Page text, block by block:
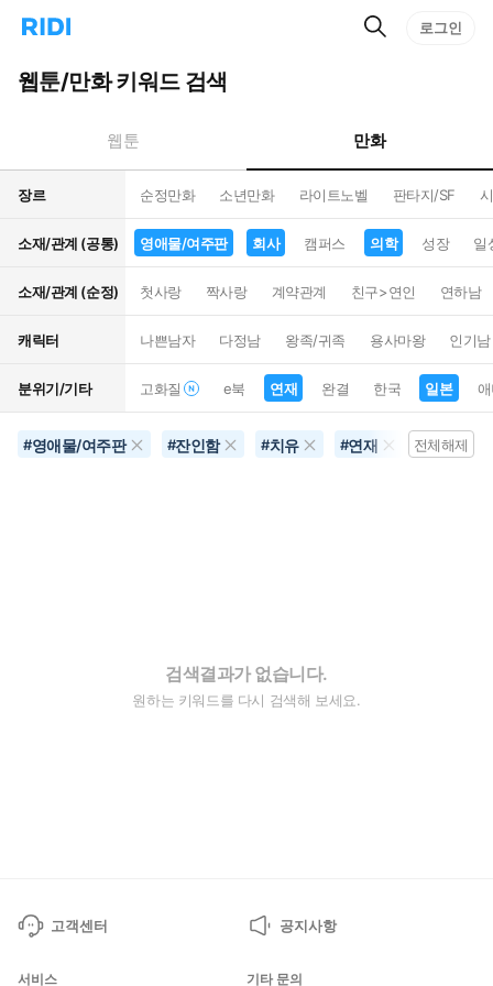
리
홈
으
턴
트
검
로그인
웹툰/만화 키워드 검색
웹툰 만화
장르 순정만화 소년만화 라이트노벨 판타지/SF
소재/관계 (공통) 영애물/여주판 회사 캠퍼스 의학 성장 일
소재/관계 (순정) 첫사랑 짝사랑 계약관계 친구>연인 연하남
캐릭터 나쁜남자 다정남 왕족/귀족 용사마왕 인기남
분위기/기타 고화질 e북 연재 완결 한국 일본
#영애물/여주판 #잔인함 #치유 #연재 #회사
전체해제
검색결과가 없습니다.
원하는 키워드를 다시 검색해 보세요.
고객센터 공지사항
서비스 기타 문의